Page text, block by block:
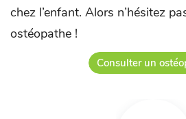
chez l’enfant. Alors n’hésitez
ostéopathe !
Consulter un